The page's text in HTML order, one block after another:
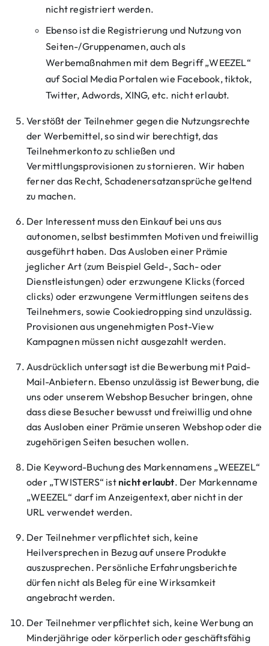
nicht registriert werden.
Ebenso ist die Registrierung und Nutzung von
Seiten-/Gruppenamen, auch als
Werbemaßnahmen mit dem Begriff „WEEZEL“
auf Social Media Portalen wie Facebook, tiktok,
Twitter, Adwords, XING, etc. nicht erlaubt.
Verstößt der Teilnehmer gegen die Nutzungsrechte
der Werbemittel, so sind wir berechtigt, das
Teilnehmerkonto zu schließen und
Vermittlungsprovisionen zu stornieren. Wir haben
ferner das Recht, Schadenersatzansprüche geltend
zu machen.
Der Interessent muss den Einkauf bei uns aus
autonomen, selbst bestimmten Motiven und freiwillig
ausgeführt haben. Das Ausloben einer Prämie
jeglicher Art (zum Beispiel Geld-, Sach- oder
Dienstleistungen) oder erzwungene Klicks (forced
clicks) oder erzwungene Vermittlungen seitens des
Teilnehmers, sowie Cookiedropping sind unzulässig.
Provisionen aus ungenehmigten Post-View
Kampagnen müssen nicht ausgezahlt werden.
Ausdrücklich untersagt ist die Bewerbung mit Paid-
Mail-Anbietern. Ebenso unzulässig ist Bewerbung, die
uns oder unserem Webshop Besucher bringen, ohne
dass diese Besucher bewusst und freiwillig und ohne
das Ausloben einer Prämie unseren Webshop oder die
zugehörigen Seiten besuchen wollen.
Die Keyword-Buchung des Markennamens „WEEZEL“
oder „TWISTERS“ ist nicht erlaubt. Der Markenname
„WEEZEL“ darf im Anzeigentext, aber nicht in der
URL verwendet werden.
Der Teilnehmer verpflichtet sich, keine
Heilversprechen in Bezug auf unsere Produkte
auszusprechen. Persönliche Erfahrungsberichte
dürfen nicht als Beleg für eine Wirksamkeit
angebracht werden.
Der Teilnehmer verpflichtet sich, keine Werbung an
Minderjährige oder körperlich oder geschäftsfähig